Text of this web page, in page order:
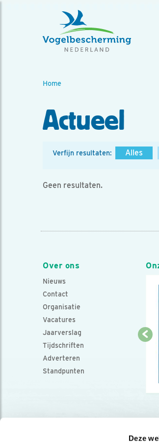
Deze
Home
Actueel
Verfijn resultaten: Alles
Geen resultaten.
Over ons
Nieuws
Contact
Organisatie
Vacatures
Jaarverslag
Tijdschriften
Adverteren
Standpunten